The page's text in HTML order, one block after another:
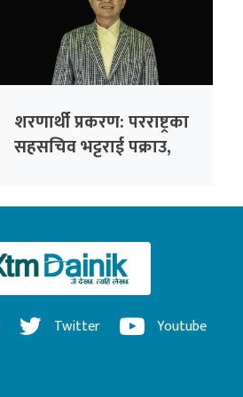
शरणार्थी प्रकरण: परराष्ट्रका
सहसचिव भट्टराई पक्राउ,
Twitter Youtube